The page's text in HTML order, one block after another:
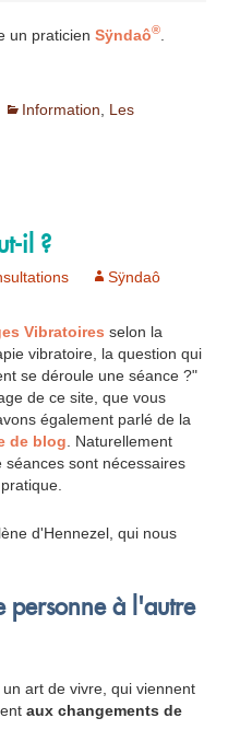
un praticien Sÿndaô®
Information
Les
il ?
Sÿndaô
Vibratoires selon la
vibratoire, la question qui
se déroule une séance ?"
de ce site, que vous
également parlé de la
de blog . Naturellement
sont nécessaires
d'Hennezel, qui nous
personne à l'autre
art de vivre, qui viennent
aux changements de